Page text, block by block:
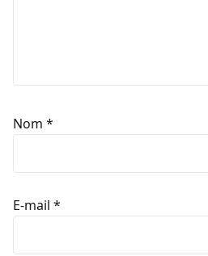
Nom *
E-mail *